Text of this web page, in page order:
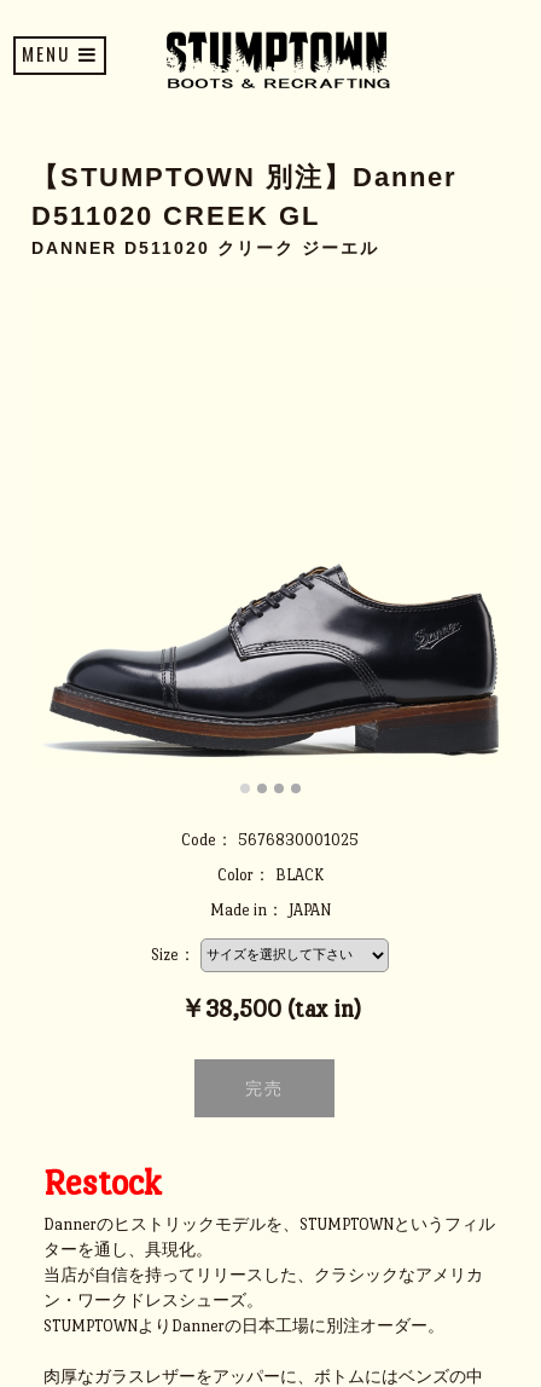
MENU
【STUMPTOWN 別注】Danner
D511020 CREEK GL
DANNER D511020 クリーク ジーエル
Code：
5676830001025
Color：
BLACK
Made in：
JAPAN
Size：
￥38,500 (tax in)
Restock
Dannerのヒストリックモデルを、STUMPTOWNというフィル
ターを通し、具現化。
当店が自信を持ってリリースした、クラシックなアメリカ
ン・ワークドレスシューズ。
STUMPTOWNよりDannerの日本工場に別注オーダー。
肉厚なガラスレザーをアッパーに、ボトムにはベンズの中